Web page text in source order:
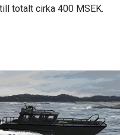
totalt cirka 400 MSEK.